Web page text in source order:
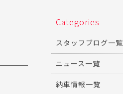
Categories
スタッフブログ一覧
ニュース一覧
納車情報一覧